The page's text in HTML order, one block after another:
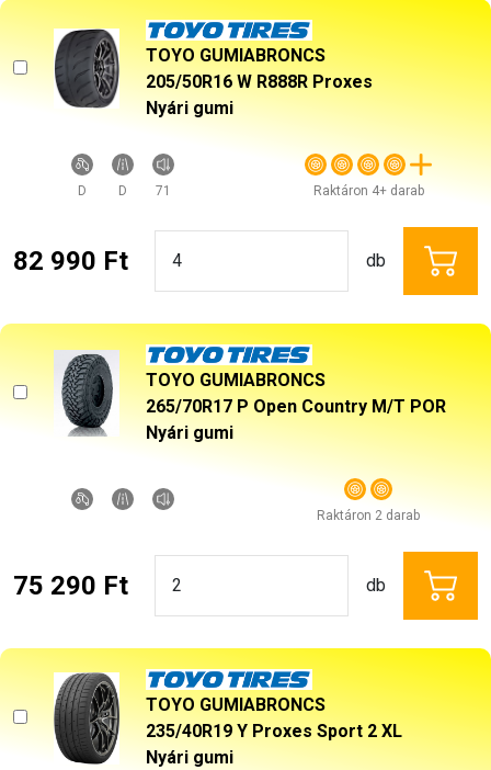
TOYO GUMIABRONCS
205/50R16 W R888R Proxes
Nyári gumi
D D 71 Raktáron 4+ darab
82 990 Ft db
TOYO GUMIABRONCS
265/70R17 P Open Country M/T POR
Nyári gumi
Raktáron 2 darab
75 290 Ft db
TOYO GUMIABRONCS
235/40R19 Y Proxes Sport 2 XL
Nyári gumi